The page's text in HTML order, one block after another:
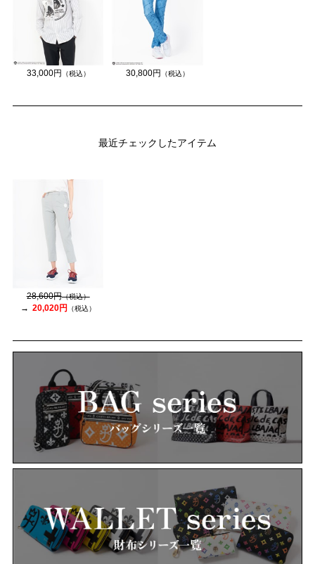
33,000円 （税込） 30,800円 （税込）
最近チェックしたアイテム
28,600円（税込）
20,020円 （税込）